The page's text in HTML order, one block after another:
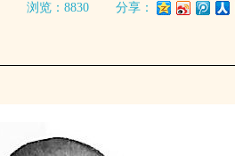
浏览：8830 分享：